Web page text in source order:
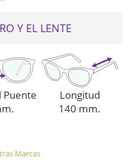
Y EL LENTE
Puente
Longitud
140 mm.
Marcas